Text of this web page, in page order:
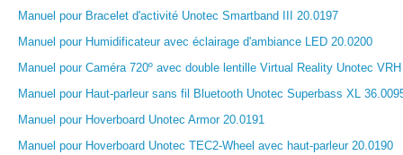
Manuel pour Bracelet d'activité Unotec Smartband III 20.0197
Manuel pour Humidificateur avec éclairage d'ambiance LED 20.0200
Manuel pour Caméra 720º avec double lentille Virtual Reality Unotec
Manuel pour Haut-parleur sans fil Bluetooth Unotec Superbass XL
Manuel pour Hoverboard Unotec Armor 20.0191
Manuel pour Hoverboard Unotec TEC2-Wheel avec haut-parleur 20.0190